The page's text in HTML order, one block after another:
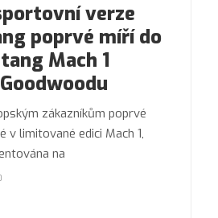
verze
poprvé míří do
Mach 1
zákazníkům poprvé
v limitované edici Mach 1,
na